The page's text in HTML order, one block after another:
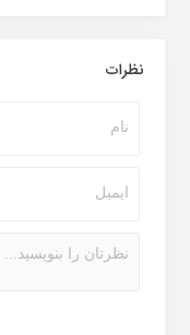
نظرات